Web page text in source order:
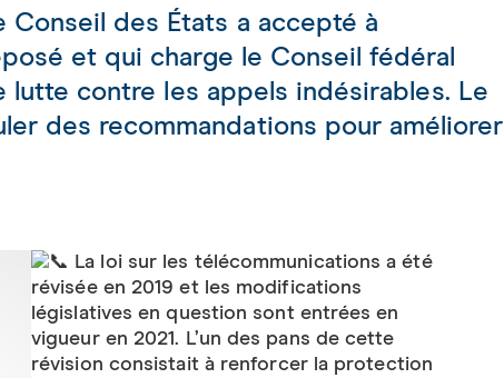
Conseil des États a accepté à
et qui charge le Conseil fédéral
lutte contre les appels indésirables. Le
des recommandations pour améliorer
La loi sur les télécommunications a été
révisée en 2019 et les modifications
législatives en question sont entrées en
vigueur en 2021. L’un des pans de cette
révision consistait à renforcer la protection